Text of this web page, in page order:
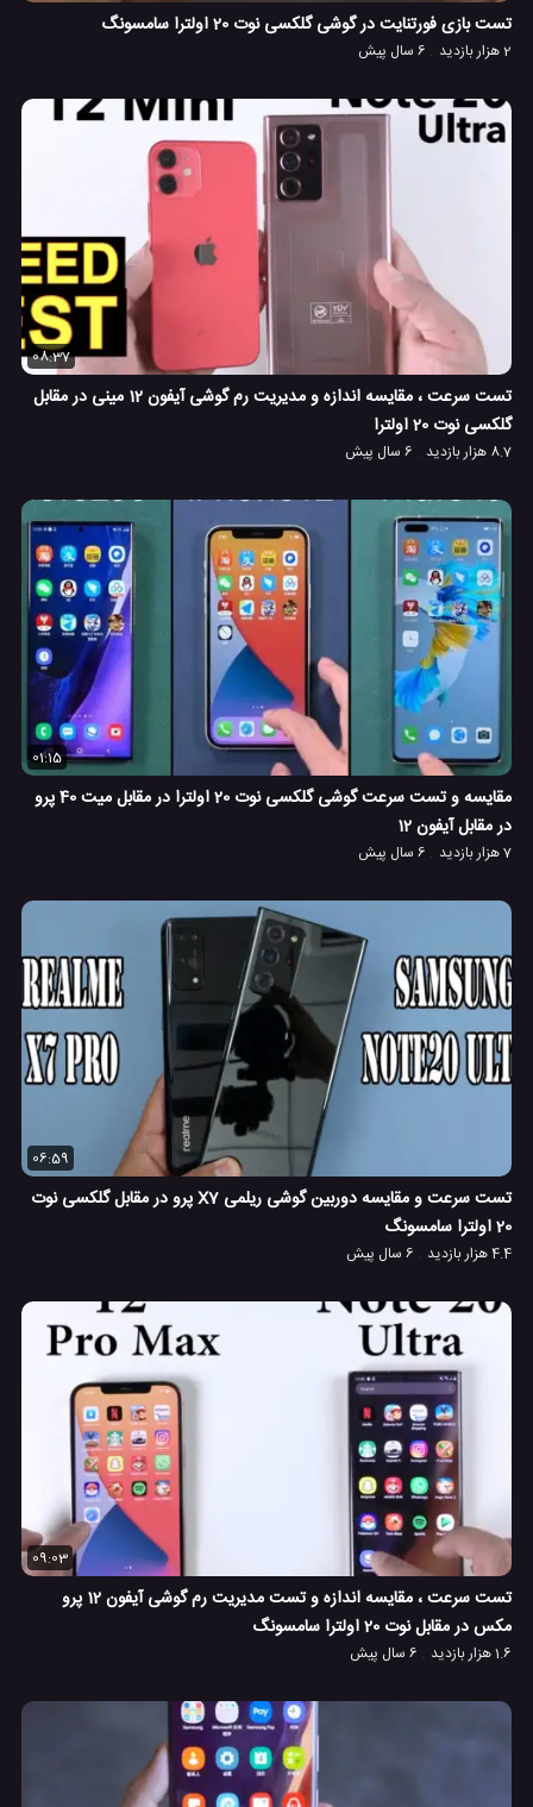
تست بازی فورتنایت در گوشی گلکسی نوت 20 اولترا سامسونگ
2 هزار بازدید 6 سال پیش
08:37
تست سرعت ، مقایسه اندازه و مدیریت رم گوشی آیفون 12 مینی در مقابل
گلکسی نوت 20 اولترا
8.7 هزار بازدید 6 سال پیش
01:15
مقایسه و تست سرعت گوشی گلکسی نوت 20 اولترا در مقابل میت 40 پرو
در مقابل آیفون 12
7 هزار بازدید 6 سال پیش
06:59
تست سرعت و مقایسه دوربین گوشی ریلمی X7 پرو در مقابل گلکسی نوت
20 اولترا سامسونگ
4.4 هزار بازدید 6 سال پیش
09:03
تست سرعت ، مقایسه اندازه و تست مدیریت رم گوشی آیفون 12 پرو
مکس در مقابل نوت 20 اولترا سامسونگ
1.6 هزار بازدید 6 سال پیش